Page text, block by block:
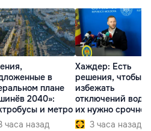
в
плане
2040»:
и метро
часа назад
Хаждер: Есть
решения, чтобы
избежать
отключений
их нужно срочно
внедрить
3 часа назад